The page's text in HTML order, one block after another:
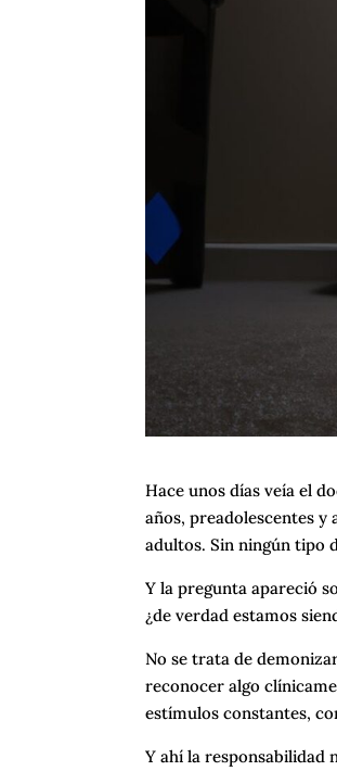
Hace unos días veía el
años, preadolescentes y
adultos. Sin ningún tipo
Y la pregunta apareció
¿de verdad estamos
No se trata de
reconocer algo
estímulos constantes,
Y ahí la responsabilidad